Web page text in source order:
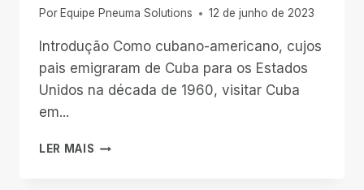
ÁREA
TRABALHO
ATUAL
PODE
SERVINDO
Por Equipe Pneuma Solutions 12 de junho de 2023
Introdução Como cubano-americano, cujos
pais emigraram de Cuba para os Estados
Unidos na década de 1960, visitar Cuba
em...
LER MAIS INCLUSÃO